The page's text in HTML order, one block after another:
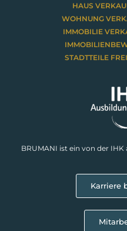
HAUS
WOHNUNG
IMMOBILIE
STADTTEILE
BRUMANI ist ein von der
Karriere